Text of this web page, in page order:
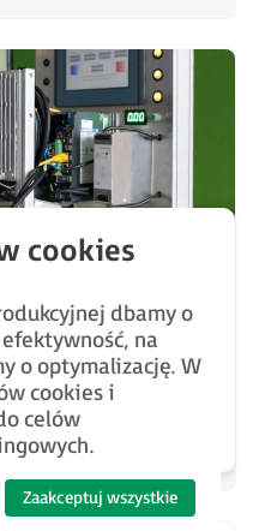
i
| Kurs obsługi i
Astraada SRV
dbamy o
na
o optymalizację. W
cookies i
celów
Zaakceptuj wszystkie